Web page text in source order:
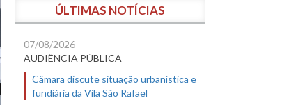
ÚLTIMAS NOTÍCIAS
07/08/2026
AUDIÊNCIA PÚBLICA
Câmara discute situação urbanística e
fundiária da Vila São Rafael